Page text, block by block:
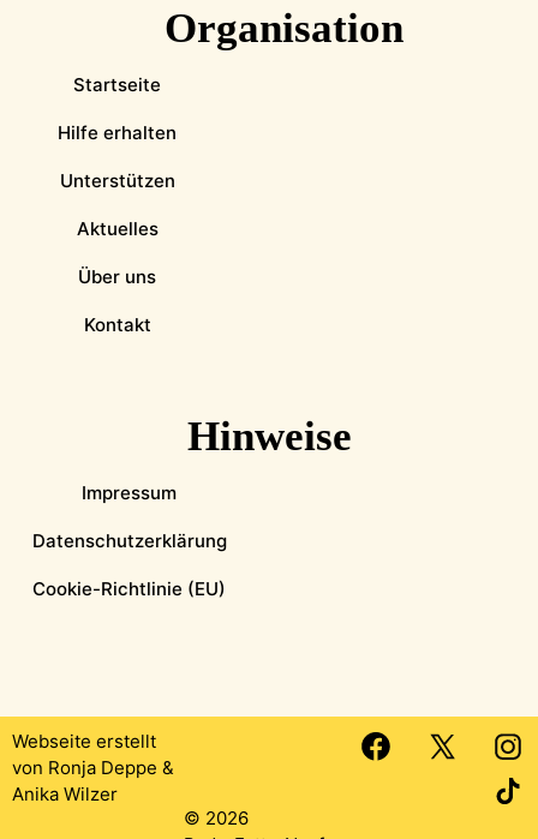
Organisation
Startseite
Hilfe erhalten
Unterstützen
Aktuelles
Über uns
Kontakt
Hinweise
Impressum
Datenschutzerklärung
Cookie-Richtlinie (EU)
Webseite erstellt
von Ronja Deppe &
Anika Wilzer
© 2026